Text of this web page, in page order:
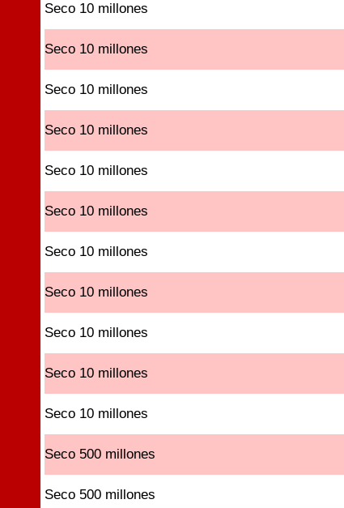
Seco 10 millones
Seco 10 millones
Seco 10 millones
Seco 10 millones
Seco 10 millones
Seco 10 millones
Seco 10 millones
Seco 10 millones
Seco 10 millones
Seco 10 millones
Seco 10 millones
Seco 500 millones
Seco 500 millones